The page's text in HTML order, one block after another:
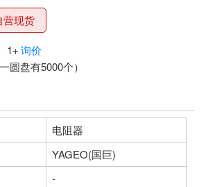
营现货
1+询价
一圆盘有5000个）
电阻器
YAGEO(国巨)
-